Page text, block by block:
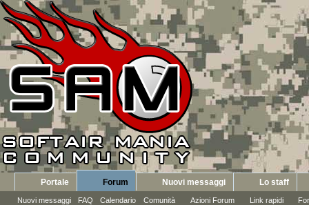
Portale Forum
Nuovi messaggi FAQ Calendario Comunità Azioni Forum Link rapidi
Nuovi messaggi Lo staff